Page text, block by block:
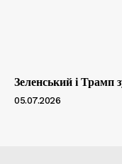
Зеленський і Трамп
05.07.2026